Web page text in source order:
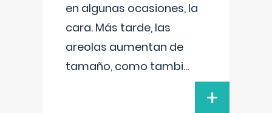
en algunas ocasiones, la
cara. Más tarde, las
areolas aumentan de
tamaño, como tambi...
+